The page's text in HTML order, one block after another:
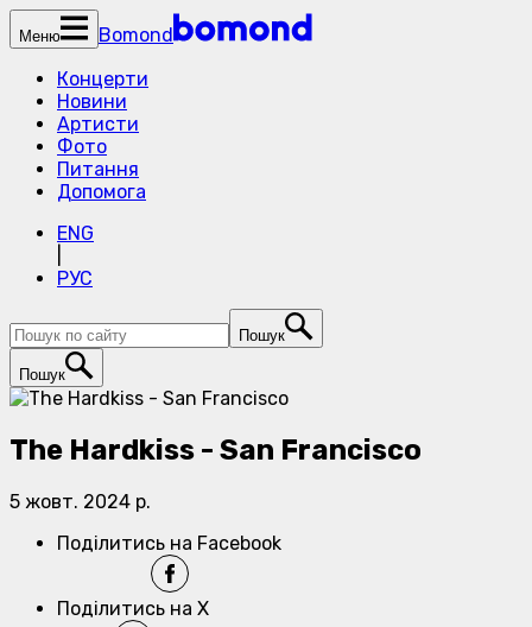
Меню
Bomond
Концерти
Новини
Артисти
Фото
Питання
Допомога
ENG
РУС
Пошук
Пошук
The Hardkiss - San Francisco
5 жовт. 2024 р.
Поділитись на Facebook
Поділитись на X